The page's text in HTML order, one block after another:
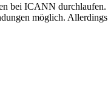
bei ICANN
möglich.